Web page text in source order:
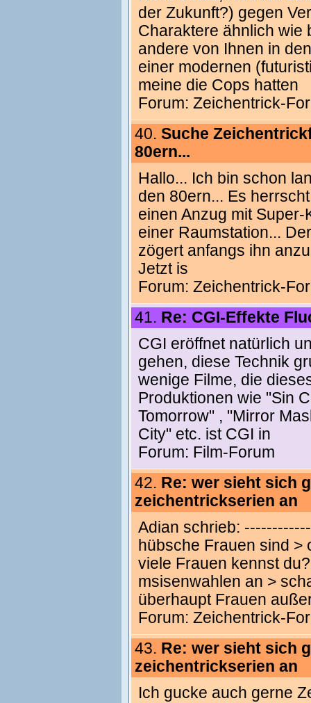
der Zukunft?) gegen
Charaktere ähnlich wie
andere von Ihnen in
einer modernen
meine die Cops hatten
Forum: Zeichentrick-
40. Suche
80ern...
Hallo... Ich bin schon
den 80ern... Es
einen Anzug mit
einer Raumstation...
zögert anfangs ihn
Jetzt is
Forum: Zeichentrick-
41. Re: CGI-Effekte
CGI eröffnet natürlich
gehen, diese Technik
wenige Filme, die
Produktionen wie "Sin
Tomorrow" , "Mirror
City" etc. ist CGI in
Forum: Film-Forum
42. Re: wer sieht sich
zeichentrickserien an
Adian schrieb:
hübsche Frauen sind >
viele Frauen kennst
msisenwahlen an >
überhaupt Frauen
Forum: Zeichentrick-
43. Re: wer sieht sich
zeichentrickserien an
Ich gucke auch gerne